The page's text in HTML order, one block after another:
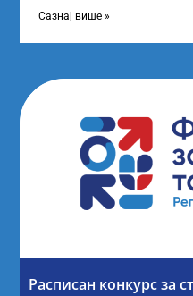
Сазнај више »
Расписан конкурс за